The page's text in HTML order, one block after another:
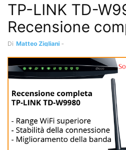
TP-LINK TD-
Recensione
Di Matteo Zigliani -